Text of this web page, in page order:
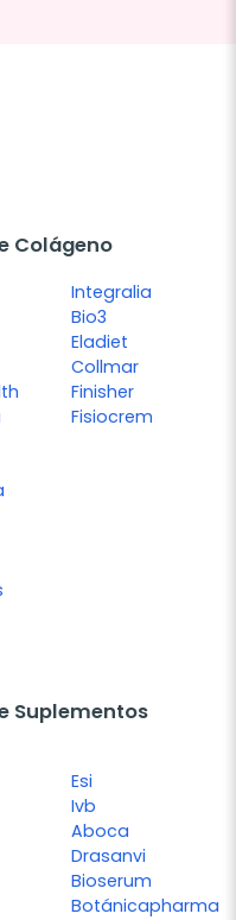
Colágeno
Integralia
Bio3
Eladiet
Collmar
Finisher
Fisiocrem
Suplementos
Esi
Ivb
Aboca
Drasanvi
Bioserum
Botánicapharma